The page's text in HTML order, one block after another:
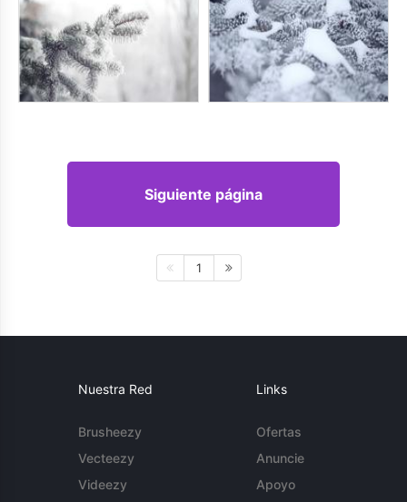
Siguiente página
1
Nuestra Red
Brusheezy
Vecteezy
Videezy
Links
Ofertas
Anuncie
Apoyo